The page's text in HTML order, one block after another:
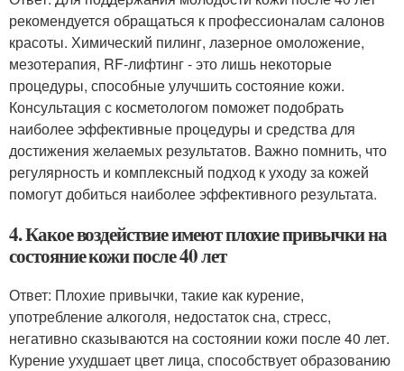
рекомендуется обращаться к профессионалам салонов
красоты. Химический пилинг, лазерное омоложение,
мезотерапия, RF-лифтинг - это лишь некоторые
процедуры, способные улучшить состояние кожи.
Консультация с косметологом поможет подобрать
наиболее эффективные процедуры и средства для
достижения желаемых результатов. Важно помнить, что
регулярность и комплексный подход к уходу за кожей
помогут добиться наиболее эффективного результата.
4. Какое воздействие имеют плохие привычки на
состояние кожи после 40 лет
Ответ: Плохие привычки, такие как курение,
употребление алкоголя, недостаток сна, стресс,
негативно сказываются на состоянии кожи после 40 лет.
Курение ухудшает цвет лица, способствует образованию